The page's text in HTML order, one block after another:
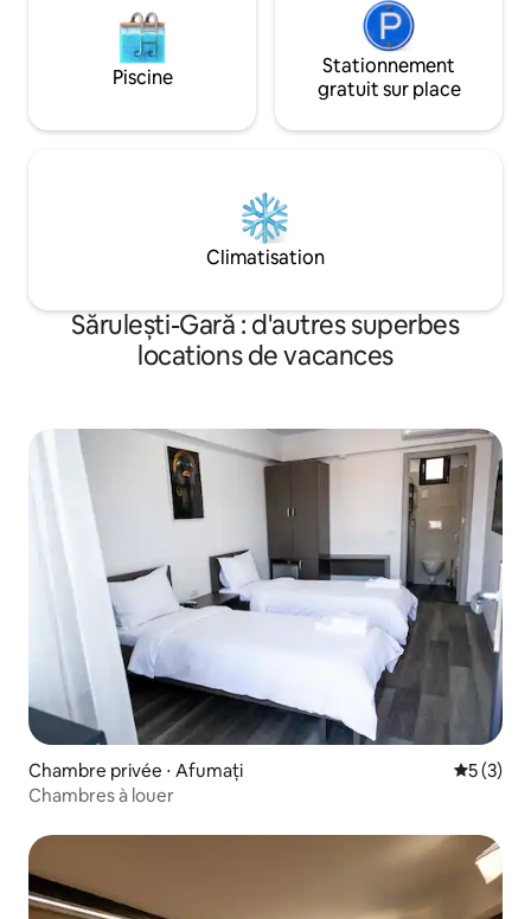
Piscine
Stationnement
gratuit sur place
Climatisation
Sărulești-Gară : d'autres superbes
locations de vacances
Chambre privée ⋅ Afumați
5 (3)
Chambres à louer